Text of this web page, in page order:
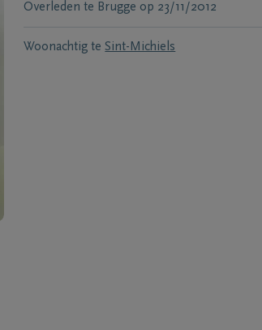
Overleden te Brugge op 23/11/2012
Woonachtig te Sint-Michiels